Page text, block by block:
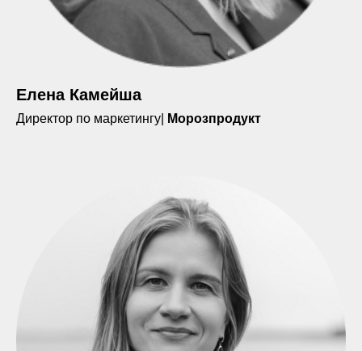
Елена Камейша
Директор по маркетингу| Морозпродукт